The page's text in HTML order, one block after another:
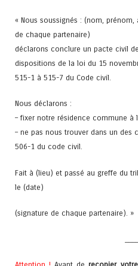
« Nous soussignés : (nom,
de chaque partenaire)
déclarons conclure un pacte civil
dispositions de la loi du 15
515-1 à 515-7 du Code civil.
Nous déclarons :
– fixer notre résidence commune à
– ne pas nous trouver dans un des
506-1 du code civil.
Fait à (lieu) et passé au greffe du
le (date)
(signature de chaque partenaire). »